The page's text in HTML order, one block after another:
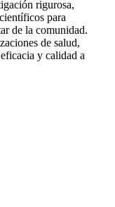
rigurosa,
para
de la comunidad.
de salud,
y calidad a